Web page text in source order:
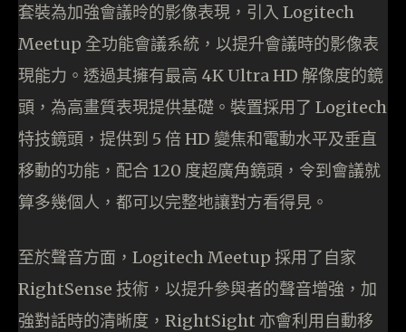
套裝為加強會議昤的影像表現，引入 Logitech
Meetup 全功能會議系統，以提升會議時的影像表
現能力。透過其擁有最高 4K Ultra HD 解像度的鏡
頭，為高畫質表現提供基礎。裝置採用了 Logitech
特技鏡頭，提供到 5 倍 HD 變焦和電動水平及垂直
移動的功能，配合 120 度超廣角鏡頭，令到會議就
算多幾個人，都可以完整地讓對方看得見。
至於聲音方面，Logitech Meetup 採用了自家
RightSense 技術，以提升參與者的聲音增強，加
強對話時的清晰度，RightSight 亦會利用自動移